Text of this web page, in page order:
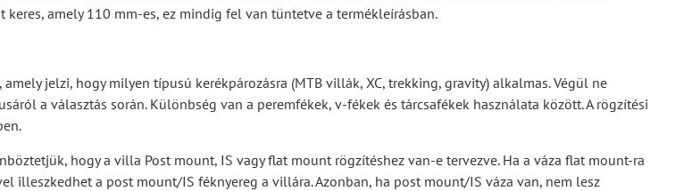
keres, amely 110 mm-es, ez mindig fel van tüntetve a termékleírásban.
jelzi, hogy milyen típusú kerékpározásra (MTB villák, XC, trekking, gravity) alkalmas. Végül ne
a választás során. Különbség van a peremfékek, v-fékek és tárcsafékek használata között. A rögzítési
hogy a villa Post mount, IS vagy flat mount rögzítéshez van-e tervezve. Ha a váza flat mount-ra
illeszkedhet a post mount/IS féknyereg a villára. Azonban, ha post mount/IS váza van, nem lesz